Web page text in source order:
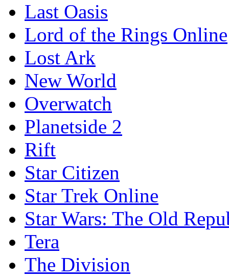
Last Oasis
Lord of the Rings Online
Lost Ark
New World
Overwatch
Planetside 2
Rift
Star Citizen
Star Trek Online
Star Wars: The Old
Tera
The Division